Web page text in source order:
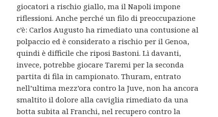
giocatori a rischio giallo, ma il Napoli impone
riflessioni. Anche perché un filo di preoccupazione
c’è: Carlos Augusto ha rimediato una contusione al
polpaccio ed è considerato a rischio per il Genoa,
quindi è difficile che riposi Bastoni. Lì davanti,
invece, potrebbe giocare Taremi per la seconda
partita di fila in campionato. Thuram, entrato
nell’ultima mezz’ora contro la Juve, non ha ancora
smaltito il dolore alla caviglia rimediato da una
botta subita al Franchi, nel recupero contro la